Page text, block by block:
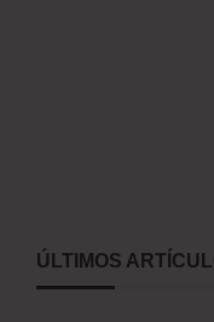
ÚLTIMOS